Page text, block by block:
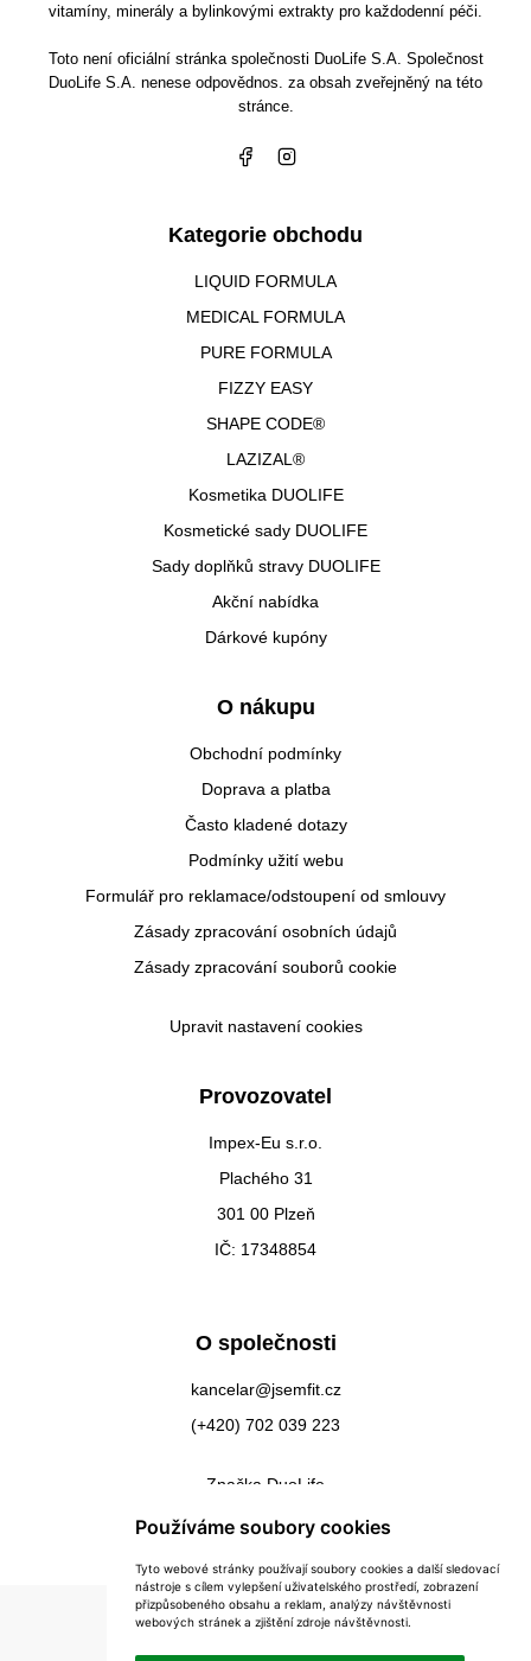
Používáme soubory cookies
Tyto webové stránky používají soubory cookies a další sledovací
nástroje s cílem vylepšení uživatelského prostředí, zobrazení
přizpůsobeného obsahu a reklam, analýzy návštěvnosti
webových stránek a zjištění zdroje návštěvnosti.
vitamíny, minerály a bylinkovými extrakty pro každodenní péči.
Toto není oficiální stránka společnosti DuoLife S.A. Společnost
DuoLife S.A. nenese odpovědnos. za obsah zveřejněný na této
stránce.
Kategorie obchodu
LIQUID FORMULA
MEDICAL FORMULA
PURE FORMULA
FIZZY EASY
SHAPE CODE®
LAZIZAL®
Kosmetika DUOLIFE
Kosmetické sady DUOLIFE
Sady doplňků stravy DUOLIFE
Akční nabídka
Dárkové kupóny
O nákupu
Obchodní podmínky
Doprava a platba
Často kladené dotazy
Podmínky užití webu
Formulář pro reklamace/odstoupení od smlouvy
Zásady zpracování osobních údajů
Zásady zpracování souborů cookie
Upravit nastavení cookies
Provozovatel
Impex-Eu s.r.o.
Plachého 31
301 00 Plzeň
IČ: 17348854
O společnosti
kancelar@jsemfit.cz
(+420) 702 039 223
Značka DuoLife
Kontakty